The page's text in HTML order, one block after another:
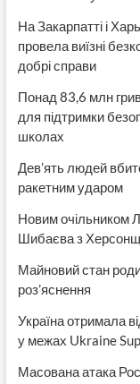
На Закарпатті і
провела виїзні
добрі справи
Понад 83,6 млн
для підтримки
школах
Дев’ять людей
ракетним ударом
Новим очільником
Шибаєва з
Майновий стан
роз’яснення
Україна отримала
у межах Ukraine
Масована атака